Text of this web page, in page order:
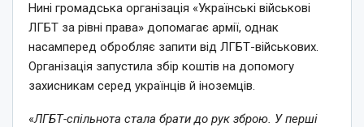
Нині громадська організація «Українські військові
ЛГБТ за рівні права» допомагає армії, однак
насамперед обробляє запити від ЛГБТ-військових.
Організація запустила збір коштів на допомогу
захисникам серед українців й іноземців.
«ЛГБТ-спільнота стала брати до рук зброю. У перші